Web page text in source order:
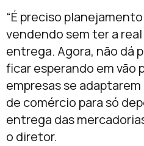
“É preciso
vendendo sem ter a
entrega. Agora, não dá
ficar esperando em vão
empresas se
de comércio para só
entrega das
o diretor.